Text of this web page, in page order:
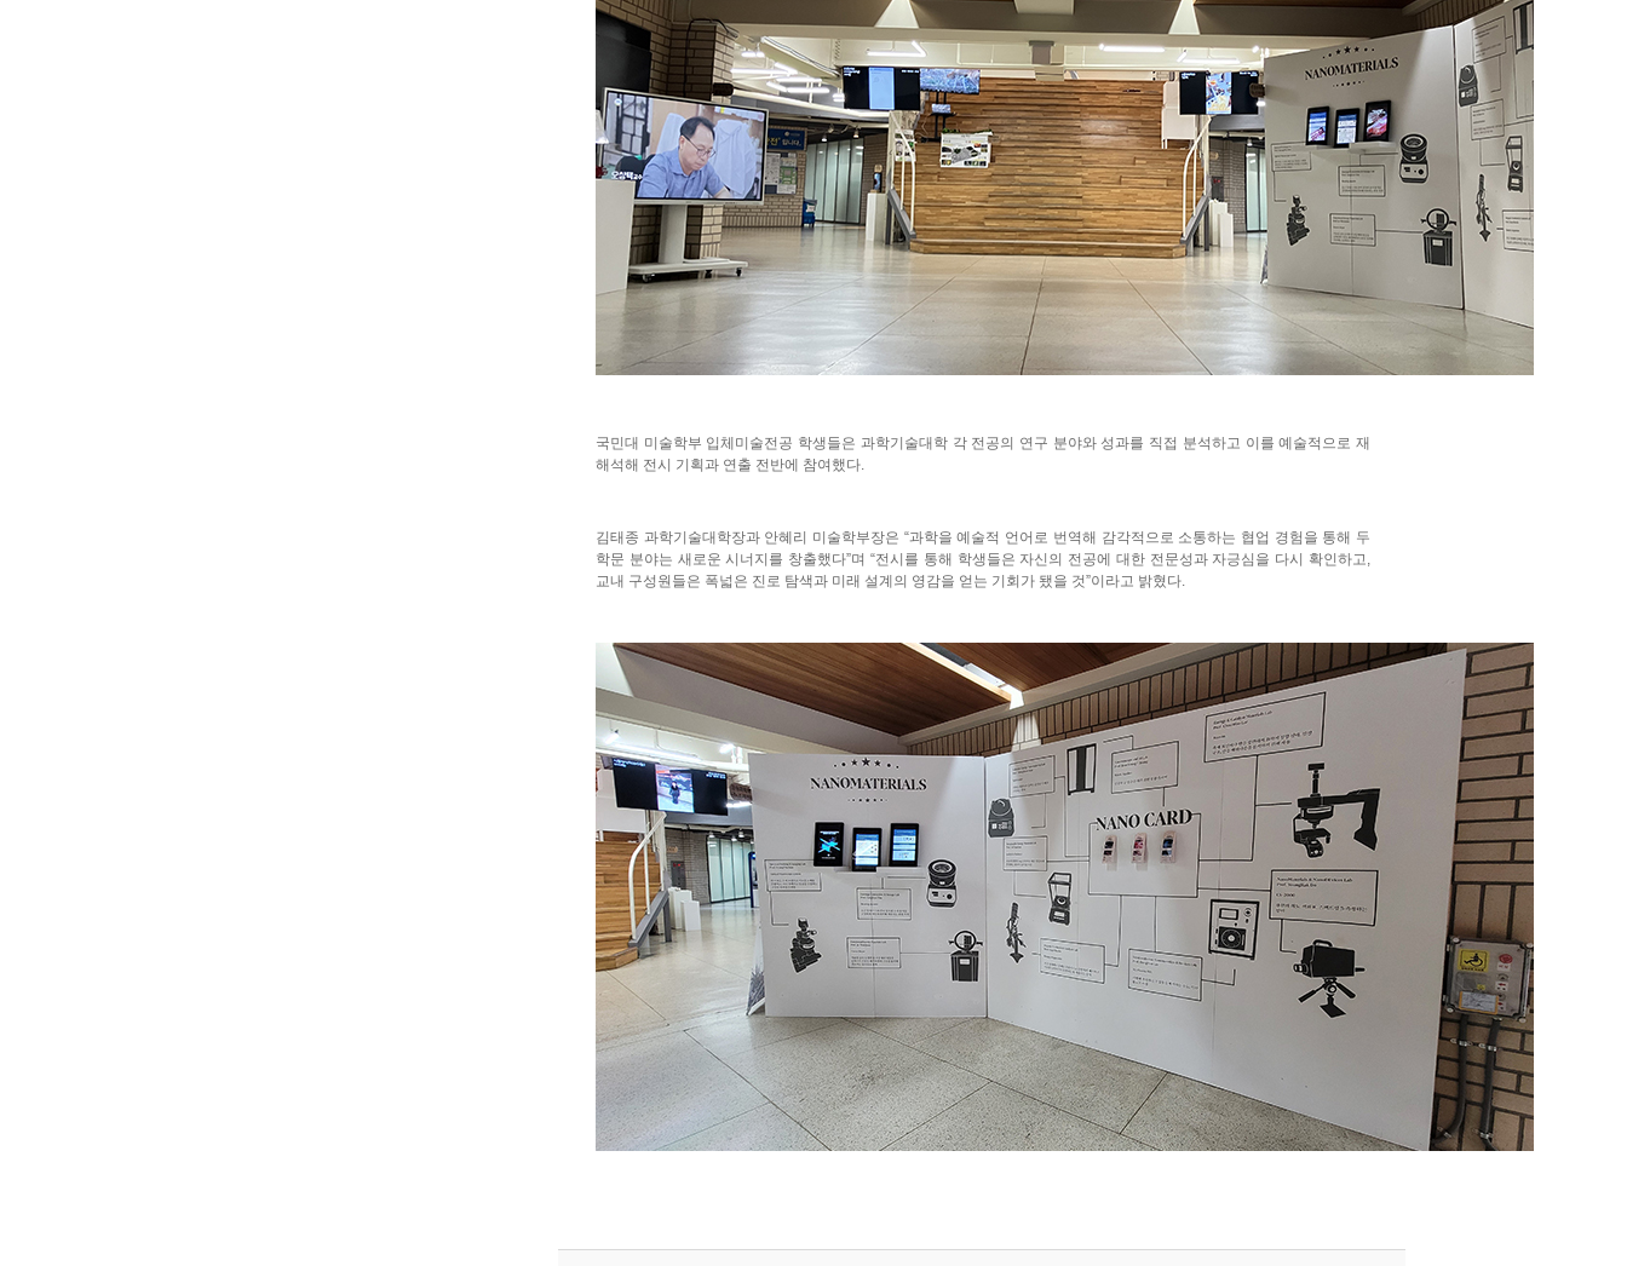
국민대 미술학부 입체미술전공 학생들은 과학기술대학 각 전공의 연구 분야와 성과를 직접 분석하고 이를 예술적으로 재
해석해 전시 기획과 연출 전반에 참여했다.
김태종 과학기술대학장과 안혜리 미술학부장은 “과학을 예술적 언어로 번역해 감각적으로 소통하는 협업 경험을 통해 두
학문 분야는 새로운 시너지를 창출했다”며 “전시를 통해 학생들은 자신의 전공에 대한 전문성과 자긍심을 다시 확인하고,
교내 구성원들은 폭넓은 진로 탐색과 미래 설계의 영감을 얻는 기회가 됐을 것”이라고 밝혔다.